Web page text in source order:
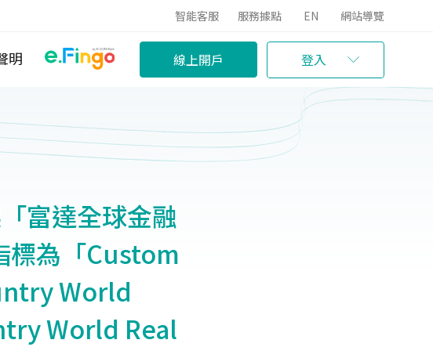
智能客服 服務據點 EN 網站導覽
明 線上開戶 登入
富達全球金融
標為「Custom
World
World Real